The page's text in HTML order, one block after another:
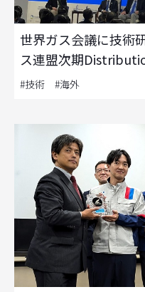
世界ガス会議に技術
ス連盟次期
#技術 #海外